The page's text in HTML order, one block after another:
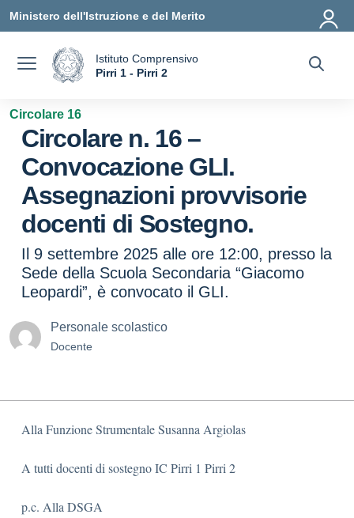
Ministero dell'Istruzione e del Merito
Istituto Comprensivo
Pirri 1 - Pirri 2
Circolare 16
Circolare n. 16 –
Convocazione GLI.
Assegnazioni provvisorie
docenti di Sostegno.
Il 9 settembre 2025 alle ore 12:00, presso la
Sede della Scuola Secondaria “Giacomo
Leopardi”, è convocato il GLI.
Personale scolastico
Docente
Alla Funzione Strumentale Susanna Argiolas
A tutti docenti di sostegno IC Pirri 1 Pirri 2
p.c. Alla DSGA